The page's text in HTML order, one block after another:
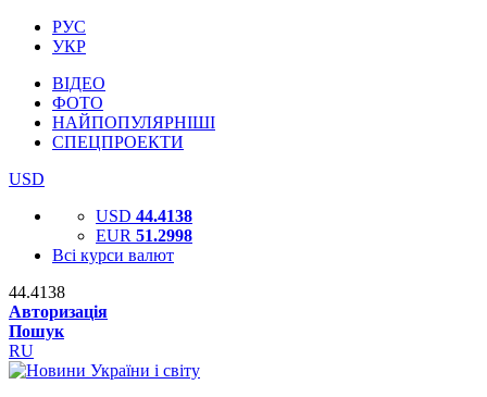
РУС
УКР
ВІДЕО
ФОТО
НАЙПОПУЛЯРНІШІ
СПЕЦПРОЕКТИ
USD
USD 44.4138
EUR 51.2998
Всі курси валют
44.4138
Авторизація
Пошук
RU